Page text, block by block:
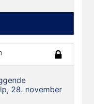
28. november